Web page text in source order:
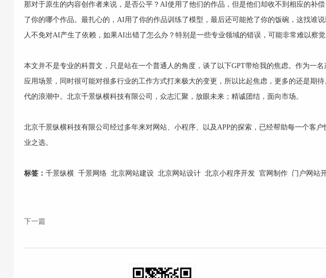
那对于原生的内容创作者来说，是否公平？AI使用了他们的作品，但是他们却收不到相应的补
了你的哪个作品。最扎心的，AI用了你的作品训练了模型，最后还可能抢了你的饭碗，这找谁
人不免对AI产生了依赖，如果AI出错了怎么办？特别是一些专业领域的错误，可能非常难以察
本文并不是专业的科普文，只是站在一个普通人的角度，谈了以下GPT带给我的焦虑。作为一
应用场景，同时很可能对很多行业的工作方式打来极大的变更，所以比起焦虑，更多的还是期
代的浪潮中。 北京千景纵横科技有限公司 ，众志汇聚，放眼未来；精诚团结，面向市场。
北京千景纵横科技有限公司 经过多年来对网站、 小程序、以及APP的探索，已经帮助每一个客户
业之选。
标签： 千景纵横 千景网络 北京网站建设 北京网站设计 北京小程序开发 官网制作 门户网站
下一篇